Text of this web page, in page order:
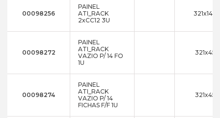
00098256
PAINEL
ATI_RACK
2xCC12 3U
321x140
00098272
PAINEL
ATI_RACK
VAZIO P/ 14 FO
1U
321x45
00098274
PAINEL
ATI_RACK
VAZIO P/ 14
FICHAS F/F 1U
321x45